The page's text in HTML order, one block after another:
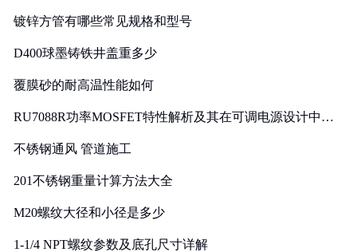
镀锌方管有哪些常见规格和型号
D400球墨铸铁井盖重多少
覆膜砂的耐高温性能如何
RU7088R功率MOSFET特性解析及其在可调电源设计中的
不锈钢通风 管道施工
201不锈钢重量计算方法大全
M20螺纹大径和小径是多少
1-1/4 NPT螺纹参数及底孔尺寸详解